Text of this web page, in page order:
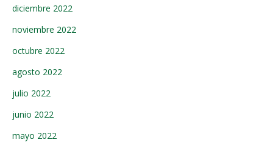
diciembre 2022
noviembre 2022
octubre 2022
agosto 2022
julio 2022
junio 2022
mayo 2022